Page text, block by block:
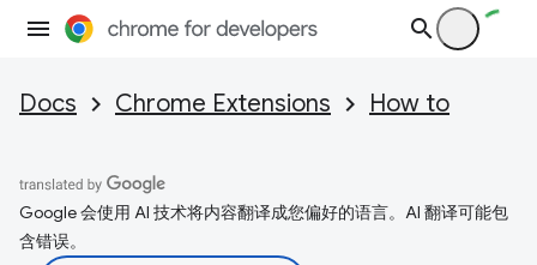
Docs Chrome Extensions How to
Google 会使用 AI 技术将内容翻译成您偏好的语言。AI 翻译可能包
含错误。